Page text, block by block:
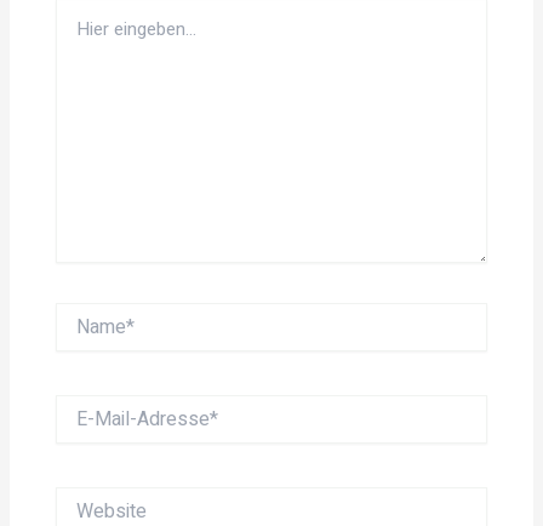
eingeben…
Name*
Mail-
Website